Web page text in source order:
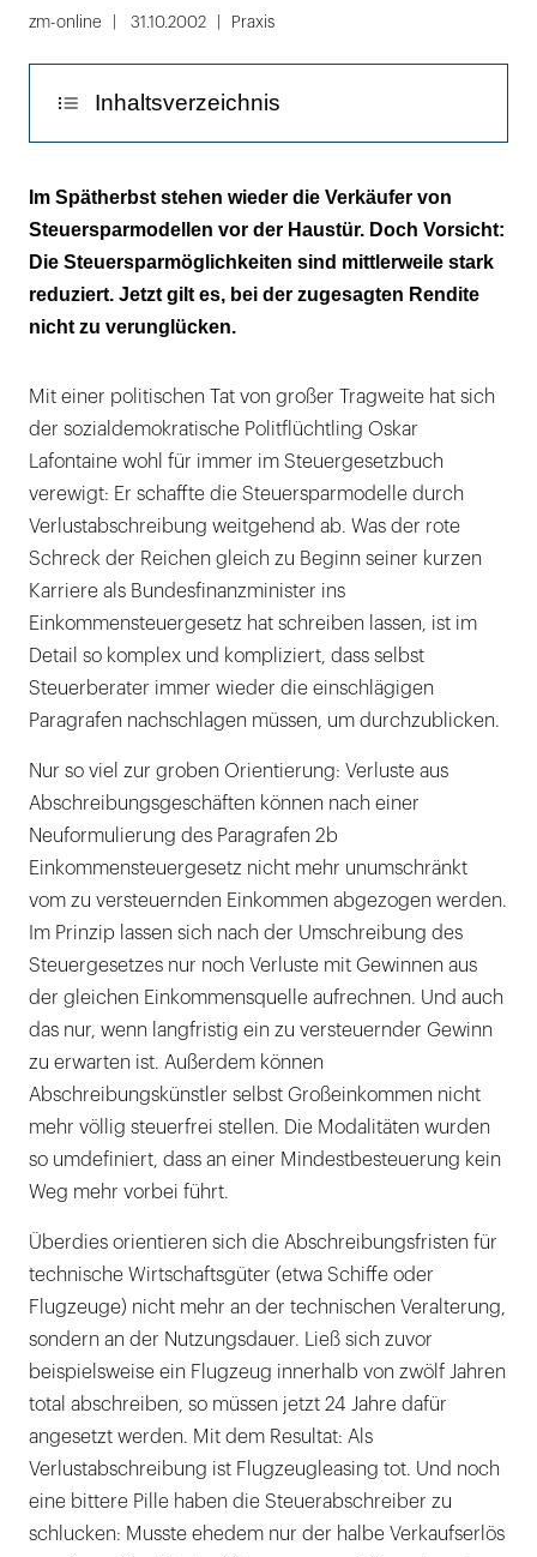
1
zm-online 31.10.2002 Praxis
Inhaltsverzeichnis
Werbeverbot
Im Spätherbst stehen wieder die Verkäufer von
Steuersparmodellen vor der Haustür. Doch Vorsicht:
Die Steuersparmöglichkeiten sind mittlerweile stark
reduziert. Jetzt gilt es, bei der zugesagten Rendite
nicht zu verunglücken.
Mit einer politischen Tat von großer Tragweite hat sich
der sozialdemokratische Politflüchtling Oskar
Lafontaine wohl für immer im Steuergesetzbuch
verewigt: Er schaffte die Steuersparmodelle durch
Verlustabschreibung weitgehend ab. Was der rote
Schreck der Reichen gleich zu Beginn seiner kurzen
Karriere als Bundesfinanzminister ins
Einkommensteuergesetz hat schreiben lassen, ist im
Detail so komplex und kompliziert, dass selbst
Steuerberater immer wieder die einschlägigen
Paragrafen nachschlagen müssen, um durchzublicken.
Nur so viel zur groben Orientierung: Verluste aus
Abschreibungsgeschäften können nach einer
Neuformulierung des Paragrafen 2b
Einkommensteuergesetz nicht mehr unumschränkt
vom zu versteuernden Einkommen abgezogen werden.
Im Prinzip lassen sich nach der Umschreibung des
Steuergesetzes nur noch Verluste mit Gewinnen aus
der gleichen Einkommensquelle aufrechnen. Und auch
das nur, wenn langfristig ein zu versteuernder Gewinn
zu erwarten ist. Außerdem können
Abschreibungskünstler selbst Großeinkommen nicht
mehr völlig steuerfrei stellen. Die Modalitäten wurden
so umdefiniert, dass an einer Mindestbesteuerung kein
Weg mehr vorbei führt.
Überdies orientieren sich die Abschreibungsfristen für
technische Wirtschaftsgüter (etwa Schiffe oder
Flugzeuge) nicht mehr an der technischen Veralterung,
sondern an der Nutzungsdauer. Ließ sich zuvor
beispielsweise ein Flugzeug innerhalb von zwölf Jahren
total abschreiben, so müssen jetzt 24 Jahre dafür
angesetzt werden. Mit dem Resultat: Als
Verlustabschreibung ist Flugzeugleasing tot. Und noch
eine bittere Pille haben die Steuerabschreiber zu
schlucken: Musste ehedem nur der halbe Verkaufserlös